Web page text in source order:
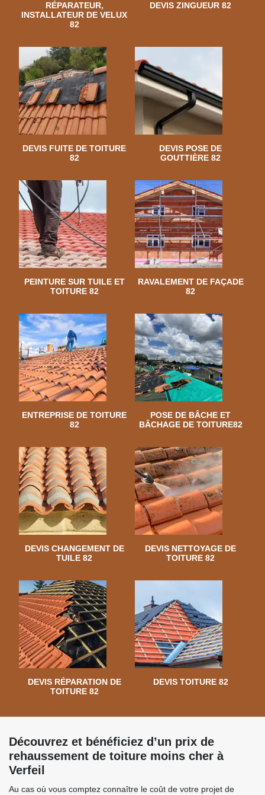
RÉPARATEUR,
INSTALLATEUR DE VELUX
82
DEVIS ZINGUEUR 82
DEVIS FUITE DE TOITURE
82
DEVIS POSE DE
GOUTTIÈRE 82
PEINTURE SUR TUILE ET
TOITURE 82
RAVALEMENT DE FAÇADE
82
ENTREPRISE DE TOITURE
82
POSE DE BÂCHE ET
BÂCHAGE DE TOITURE82
DEVIS CHANGEMENT DE
TUILE 82
DEVIS NETTOYAGE DE
TOITURE 82
DEVIS RÉPARATION DE
TOITURE 82
DEVIS TOITURE 82
Découvrez et bénéficiez d’un prix de
rehaussement de toiture moins cher à
Verfeil
Au cas où vous comptez connaître le coût de votre projet de